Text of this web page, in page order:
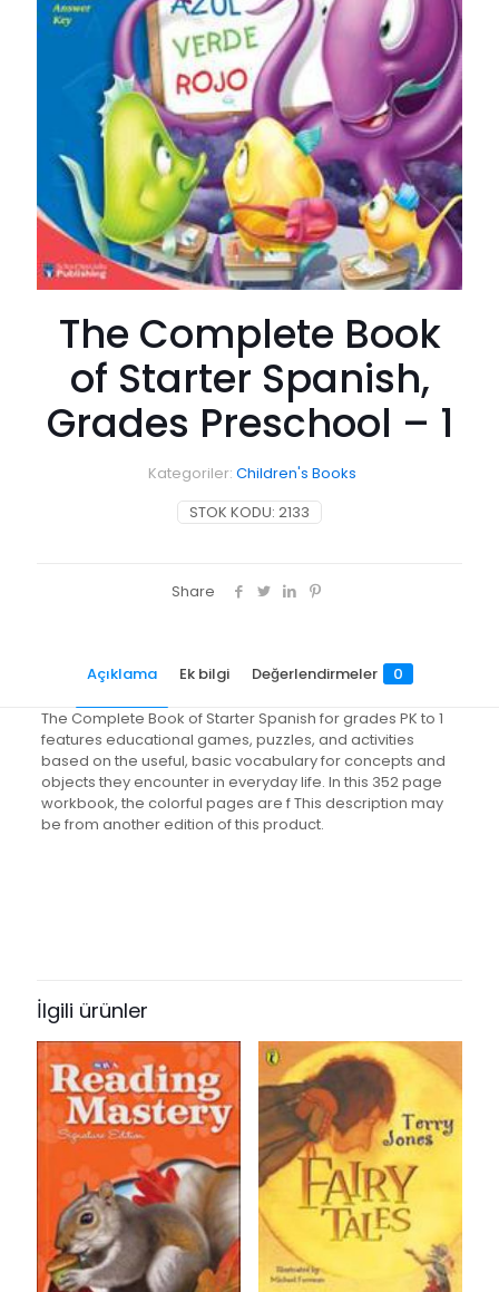
The Complete Book
of Starter Spanish,
Grades Preschool – 1
STOK KODU: 2133
Kategoriler: Children's Books
Share
Açıklama Ek bilgi Değerlendirmeler 0
The Complete Book of Starter Spanish for grades PK to 1
features educational games, puzzles, and activities
based on the useful, basic vocabulary for concepts and
objects they encounter in everyday life. In this 352 page
workbook, the colorful pages are f This description may
be from another edition of this product.
Spanish, Grades Preschool – 1” için
yorum yapan ilk kişi siz olun
E-posta adresiniz yayınlanmayacak.Gerekli alanlar
ile
işaretlenmişlerdir
Derecelendirmeniz*
1/5
yıldız
2/5
yıldız
3/5
yıldız
4/5
yıldız
5/5
yıldız
İlgili ürünler